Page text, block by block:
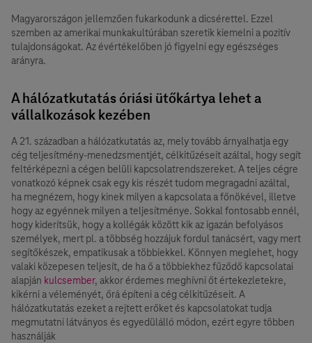
Magyarországon jellemzően fukarkodunk a dicsérettel. Ezzel
szemben az amerikai munkakultúrában szeretik kiemelni a pozitív
tulajdonságokat. Az évértékelőben jó figyelni egy egészséges
arányra.
A hálózatkutatás óriási ütőkártya lehet a
vállalkozások kezében
A 21. században a hálózatkutatás az, mely tovább árnyalhatja egy
cég teljesítmény-menedzsmentjét, célkitűzéseit azáltal, hogy segít
feltérképezni a cégen belüli kapcsolatrendszereket. A teljes cégre
vonatkozó képnek csak egy kis részét tudom megragadni azáltal,
ha megnézem, hogy kinek milyen a kapcsolata a főnökével, illetve
hogy az egyénnek milyen a teljesítménye. Sokkal fontosabb ennél,
hogy kiderítsük, hogy a kollégák között kik az igazán befolyásos
személyek, mert pl. a többség hozzájuk fordul tanácsért, vagy mert
segítőkészek, empatikusak a többiekkel. Könnyen meglehet, hogy
valaki közepesen teljesít, de ha ő a többiekhez fűződő kapcsolatai
alapján kulcsember, akkor érdemes meghívni őt értekezletekre,
kikérni a véleményét, őrá építeni a cég célkitűzéseit. A
hálózatkutatás ezeket a rejtett erőket és kapcsolatokat tudja
megmutatni látványos és egyedülálló módon, ezért egyre többen
használják